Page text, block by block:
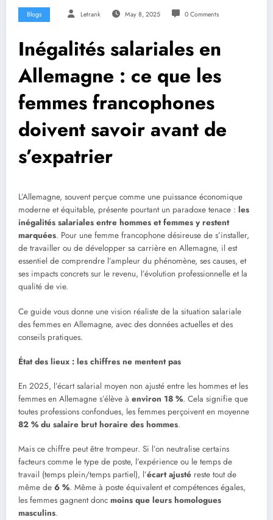
Blogs Letrank May 8, 2025 0 Comments
Inégalités salariales en
Allemagne : ce que les
femmes francophones
doivent savoir avant de
s’expatrier
L’Allemagne, souvent perçue comme une puissance économique
moderne et équitable, présente pourtant un paradoxe tenace : les
inégalités salariales entre hommes et femmes y restent
marquées. Pour une femme francophone désireuse de s’installer,
de travailler ou de développer sa carrière en Allemagne, il est
essentiel de comprendre l’ampleur du phénomène, ses causes, et
ses impacts concrets sur le revenu, l’évolution professionnelle et la
qualité de vie.
Ce guide vous donne une vision réaliste de la situation salariale
des femmes en Allemagne, avec des données actuelles et des
conseils pratiques.
État des lieux : les chiffres ne mentent pas
En 2025, l’écart salarial moyen non ajusté entre les hommes et les
femmes en Allemagne s’élève à environ 18 %. Cela signifie que
toutes professions confondues, les femmes perçoivent en moyenne
82 % du salaire brut horaire des hommes.
Mais ce chiffre peut être trompeur. Si l’on neutralise certains
facteurs comme le type de poste, l’expérience ou le temps de
travail (temps plein/temps partiel), l’écart ajusté reste tout de
même de 6 %. Même à poste équivalent et compétences égales,
les femmes gagnent donc moins que leurs homologues
masculins.